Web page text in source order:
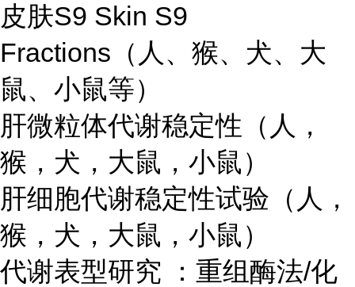
皮肤S9 Skin S9
Fractions（人、猴、犬、大
鼠、小鼠等）
肝微粒体代谢稳定性（人，
猴，犬，大鼠，小鼠）
肝细胞代谢稳定性试验（人，
猴，犬，大鼠，小鼠）
代谢表型研究 ：重组酶法/化